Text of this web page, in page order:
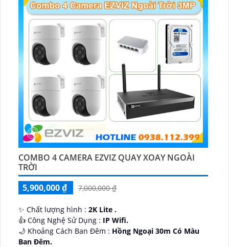
COMBO 4 CAMERA EZVIZ QUAY XOAY NGOÀI
TRỜI
5,900,000 ₫
7,000,000 ₫
✨ Chất lượng hình : 2K Lite .
👍 Công Nghệ Sử Dụng : IP Wifi.
🌙 Khoảng Cách Ban Đêm : Hồng Ngoại 30m Có Màu
Ban Ðêm.